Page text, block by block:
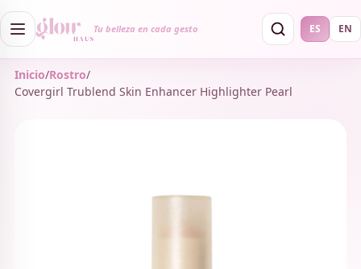
Tu belleza en cada gesto ES EN
Inicio/Rostro/
Covergirl Trublend Skin Enhancer Highlighter Pearl